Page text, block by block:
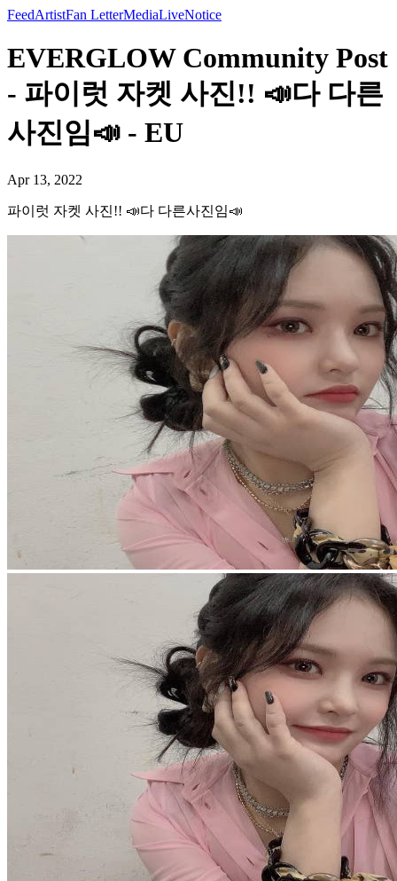
FeedArtistFan LetterMediaLiveNotice
EVERGLOW Community Post
- 파이럿 자켓 사진!! 📣다 다른
사진임📣 - EU
Apr 13, 2022
파이럿 자켓 사진!! 📣다 다른사진임📣